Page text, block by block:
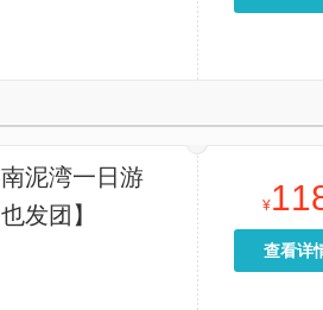
永兴坊
泥湾一日游
发团】
¥
查看详